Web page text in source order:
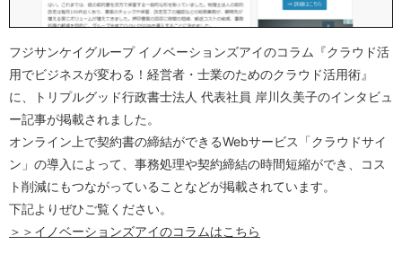
フジサンケイグループ イノベーションズアイのコラム『クラウド活
用でビジネスが変わる！経営者・士業のためのクラウド活用術』
に、トリプルグッド行政書士法人 代表社員 岸川久美子のインタビュ
ー記事が掲載されました。
オンライン上で契約書の締結ができるWebサービス「クラウドサイ
ン」の導入によって、事務処理や契約締結の時間短縮ができ、コス
ト削減にもつながっていることなどが掲載されています。
下記よりぜひご覧ください。
＞＞イノベーションズアイのコラムはこちら